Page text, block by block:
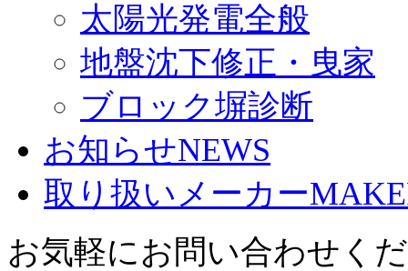
太陽光発電全般
地盤沈下修正・曳家
ブロック塀診断
お知らせNEWS
取り扱いメーカー
お気軽にお問い合わせく